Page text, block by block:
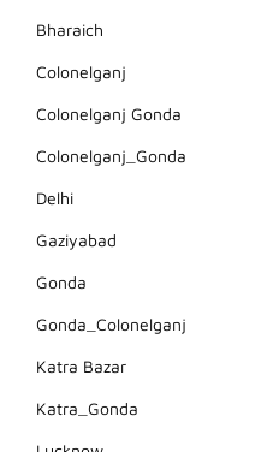
Bharaich
Colonelganj
Colonelganj Gonda
Colonelganj_Gonda
Delhi
Gaziyabad
Gonda
Gonda_Colonelganj
Katra Bazar
Katra_Gonda